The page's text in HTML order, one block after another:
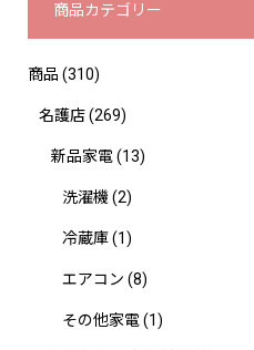
商品カテゴリー
商品 (310)
名護店(269)
新品家電(13)
洗濯機 (2)
冷蔵庫(1)
エアコン (8)
その他家電(1)